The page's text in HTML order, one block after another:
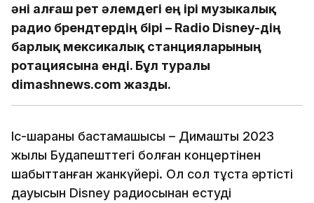
әні алғаш рет әлемдегі ең ірі музыкалық
радио брендтердің бірі – Radio Disney-дің
барлық мексикалық станцияларының
ротациясына енді. Бұл туралы
dimashnews.com жазды.
Іс-шараның бастамашысы – Димаштың 2023
жылы Будапешттегі болған концертінен
шабыттанған жанкүйері. Ол сол тұста әртістің
дауысын Disney радиосынан естуді